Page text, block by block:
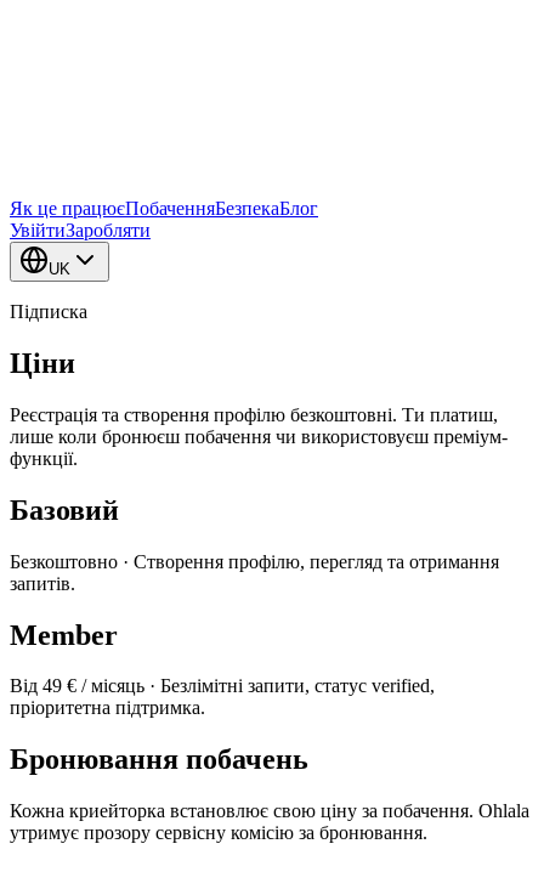
Як це працюєПобаченняБезпекаБлог
УвійтиЗаробляти
UK
Підписка
Ціни
Реєстрація та створення профілю безкоштовні. Ти платиш,
лише коли бронюєш побачення чи використовуєш преміум-
функції.
Базовий
Безкоштовно · Створення профілю, перегляд та отримання
запитів.
Member
Від 49 € / місяць · Безлімітні запити, статус verified,
пріоритетна підтримка.
Бронювання побачень
Кожна криейторка встановлює свою ціну за побачення. Ohlala
утримує прозору сервісну комісію за бронювання.